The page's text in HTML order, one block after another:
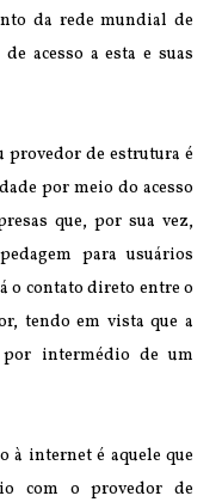
da rede mundial de
acesso a esta e suas
provedor de estrutura é
por meio do acesso
que, por sua vez,
para usuários
o contato direto entre o
tendo em vista que a
intermédio de um
à internet é aquele que
com o provedor de